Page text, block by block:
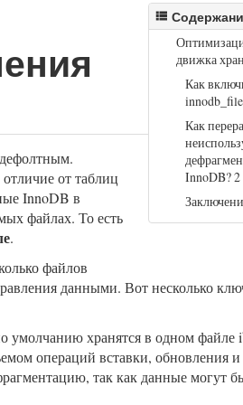
движка
Как
Как
InnoDB? 2
от таблиц
InnoDB в
файлах. То есть
.
файлов
данными. Вот несколько
умолчанию хранятся в одном файле
операций вставки, обновления
так как данные могут